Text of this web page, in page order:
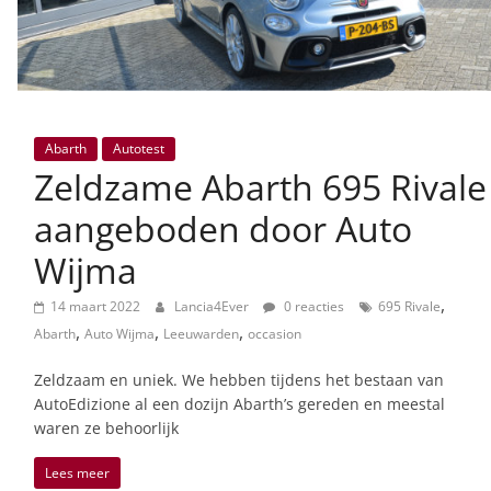
Abarth Autotest
Zeldzame Abarth 695 Rivale
aangeboden door Auto
Wijma
14 maart 2022 Lancia4Ever 0 reacties 695 Rivale,
Abarth, Auto Wijma, Leeuwarden, occasion
Zeldzaam en uniek. We hebben tijdens het bestaan van
AutoEdizione al een dozijn Abarth’s gereden en meestal
waren ze behoorlijk
Lees meer